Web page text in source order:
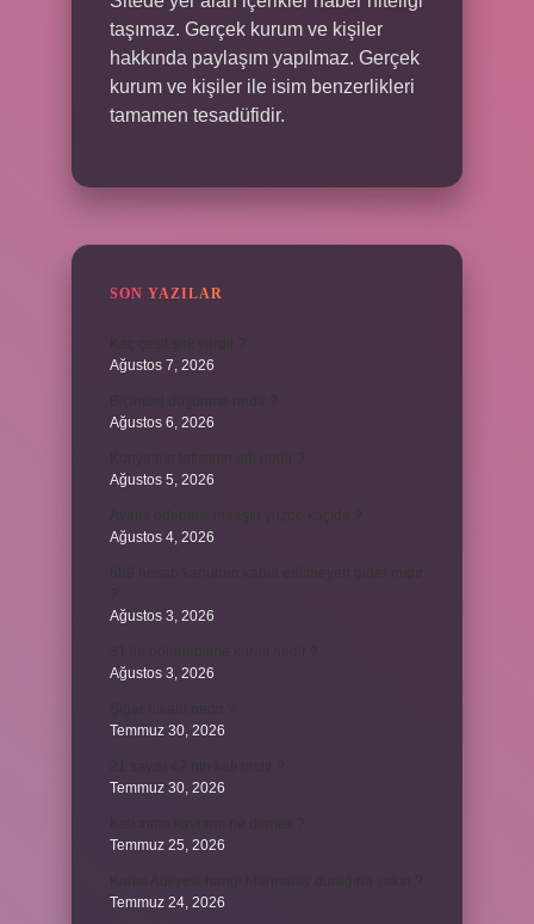
taşımaz. Gerçek kurum ve kişiler
hakkında paylaşım yapılmaz. Gerçek
kurum ve kişiler ile isim benzerlikleri
tamamen tesadüfidir.
SON YAZILAR
Ağustos 7, 2026
Ağustos 6, 2026
Ağustos 5, 2026
Ağustos 4, 2026
Ağustos 3, 2026
Ağustos 3, 2026
Temmuz 30, 2026
Temmuz 30, 2026
Temmuz 25, 2026
Temmuz 24, 2026